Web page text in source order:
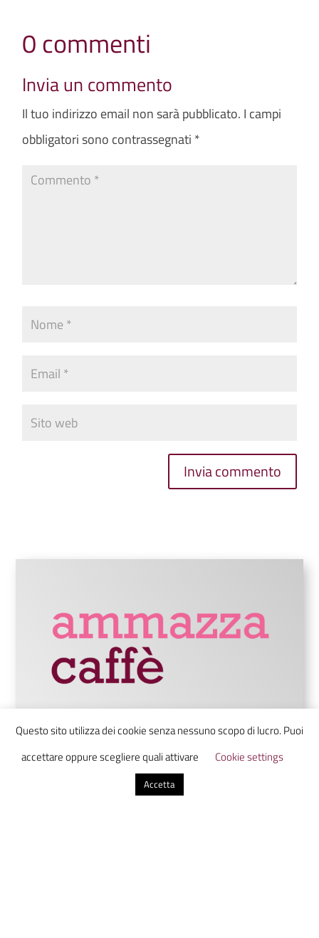
0 commenti
Invia un commento
Il tuo indirizzo email non sarà pubblicato. I campi
obbligatori sono contrassegnati *
Invia commento
Ammazzacaffè è un laboratorio di
comunicazione digitale che unisce studenti
da tutta Italia in uno luogo virtuale dove
Questo sito utilizza dei cookie senza nessuno scopo di lucro. Puoi
accettare oppure scegliere quali attivare
Cookie settings
Accetta